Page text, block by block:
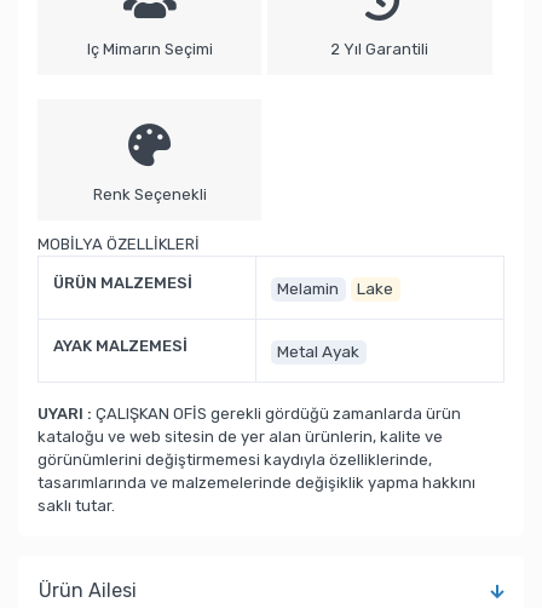
Iç Mimarın Seçimi 2 Yıl Garantili
Renk Seçenekli
MOBİLYA ÖZELLİKLERİ
ÜRÜN MALZEMESİ Melamin Lake
AYAK MALZEMESİ Metal Ayak
UYARI : ÇALIŞKAN OFİS gerekli gördüğü zamanlarda ürün
kataloğu ve web sitesin de yer alan ürünlerin, kalite ve
görünümlerini değiştirmemesi kaydıyla özelliklerinde,
tasarımlarında ve malzemelerinde değişiklik yapma hakkını
saklı tutar.
Ürün Ailesi